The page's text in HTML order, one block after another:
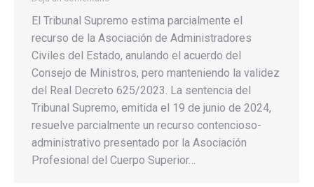
El Tribunal Supremo estima parcialmente el
recurso de la Asociación de Administradores
Civiles del Estado, anulando el acuerdo del
Consejo de Ministros, pero manteniendo la validez
del Real Decreto 625/2023. La sentencia del
Tribunal Supremo, emitida el 19 de junio de 2024,
resuelve parcialmente un recurso contencioso-
administrativo presentado por la Asociación
Profesional del Cuerpo Superior…